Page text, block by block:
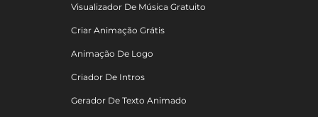
Visualizador De Música Gratuito
Criar Animação Grátis
Animação De Logo
Criador De Intros
Gerador De Texto Animado